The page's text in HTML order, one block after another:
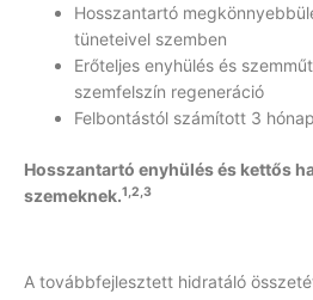
Hosszantartó
tüneteivel szemben
Erőteljes enyhülés és
szemfelszín regeneráció
Felbontástól számított 3
Hosszantartó enyhülés és kettős
szemeknek.1,2,3
A továbbfejlesztett hidratáló